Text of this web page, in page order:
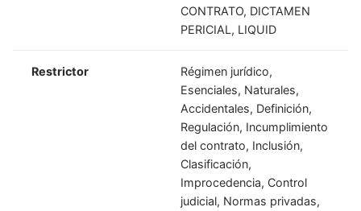
CONTRATO, DICTAMEN
PERICIAL, LIQUID
Restrictor
Régimen jurídico,
Esenciales, Naturales,
Accidentales, Definición,
Regulación, Incumplimiento
del contrato, Inclusión,
Clasificación,
Improcedencia, Control
judicial, Normas privadas,